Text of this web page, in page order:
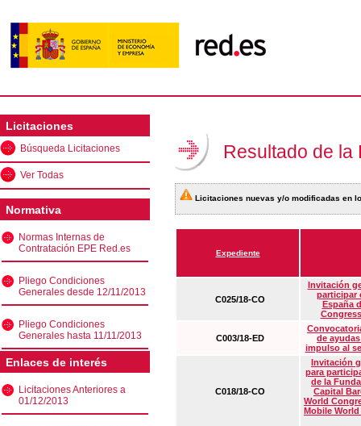
Licitaciones
Búsqueda Licitaciones
Ver Todas
Normativa
Normas Internas de
Contratación EPE Red.es
Pliego Condiciones
Generales desde 12/11/2013
Pliego Condiciones
Generales hasta 11/11/2013
Enlaces de interés
Licitaciones Anteriores a
01/12/2013
Resultado de la
Licitaciones nuevas y/o modificadas en
Expediente
C025/18-CO
Invitación
participar
España
C003/18-ED
de
impulso al
C018/18-CO
Invitación
para
de la
Capital
World
Mobile